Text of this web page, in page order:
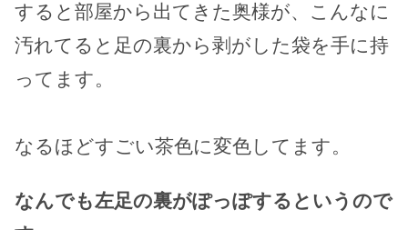
すると部屋から出てきた奥様が、こんなに
汚れてると足の裏から剥がした袋を手に持
ってます。
なるほどすごい茶色に変色してます。
なんでも左足の裏がぽっぽするというので